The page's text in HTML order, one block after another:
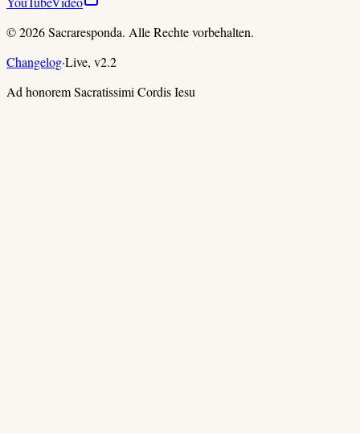
©2026Sacraresponda. Alle Rechte vorbehalten.
Changelog·Live, v2.2
Ad honorem Sacratissimi Cordis Iesu